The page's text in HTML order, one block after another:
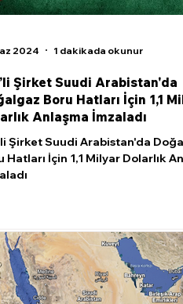
Şirket Suudi Arabistan'da
Boru Hatları İçin 1,1
Anlaşma İmzaladı
Şirket Suudi Arabistan'da
Hatları İçin 1,1 Milyar Dolarlık
2024 1 dakikada okunur